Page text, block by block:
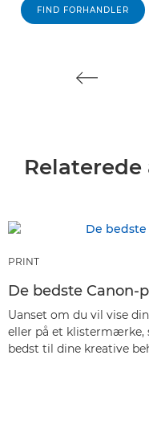
FIND FORHANDLER
PRINT
De bedste Canon-
Uanset om du vil vise
eller på et klistermærke,
bedst til dine kreative